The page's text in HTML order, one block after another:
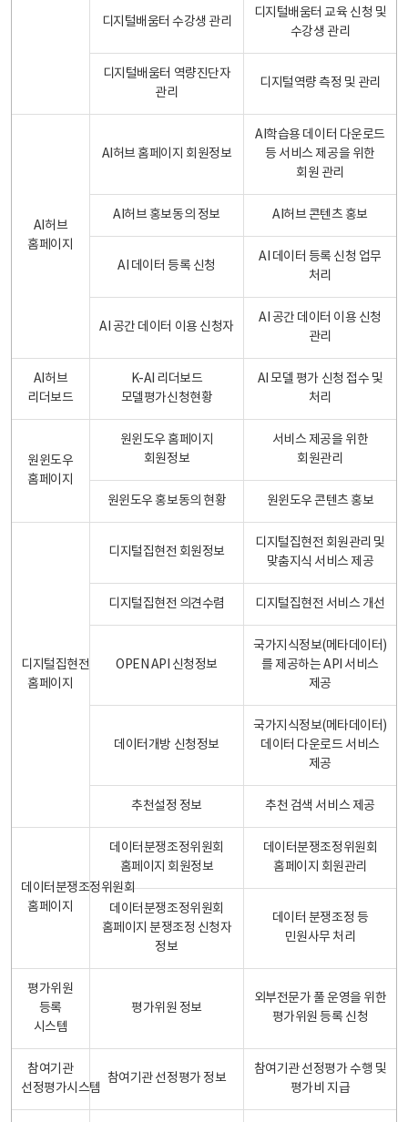
디지털배움터 수강생 관리
디지털배움터 교육 신청 및
수강생 관리
디지털배움터 역량진단자
관리
디지털역량 측정 및 관리
AI허브
홈페이지
AI허브 홈페이지 회원정보
AI학습용 데이터 다운로드
등 서비스 제공을 위한
회원 관리
AI허브 홍보동의 정보 AI허브 콘텐츠 홍보
AI 데이터 등록 신청
AI 데이터 등록 신청 업무
처리
AI 공간 데이터 이용 신청자
AI 공간 데이터 이용 신청
관리
AI허브
리더보드
K-AI 리더보드
모델평가신청현황
AI 모델 평가 신청 접수 및
처리
원윈도우
홈페이지
원윈도우 홈페이지
회원정보
서비스 제공을 위한
회원관리
원윈도우 홍보동의 현황 원윈도우 콘텐츠 홍보
디지털집현전
홈페이지
디지털집현전 회원정보
디지털집현전 회원관리 및
맞춤지식 서비스 제공
디지털집현전 의견수렴 디지털집현전 서비스 개선
OPEN API 신청정보
국가지식정보(메타데이터)
를 제공하는 API 서비스
제공
데이터개방 신청정보
국가지식정보(메타데이터)
데이터 다운로드 서비스
제공
추천설정 정보 추천 검색 서비스 제공
데이터분쟁조정위원회
홈페이지
데이터분쟁조정위원회
홈페이지 회원정보
데이터분쟁조정위원회
홈페이지 회원관리
데이터분쟁조정위원회
홈페이지 분쟁조정 신청자
정보
데이터 분쟁조정 등
민원사무 처리
평가위원
등록
시스템
평가위원 정보
외부전문가 풀 운영을 위한
평가위원 등록 신청
참여기관
선정평가시스템
참여기관 선정평가 정보
참여기관 선정평가 수행 및
평가비 지급